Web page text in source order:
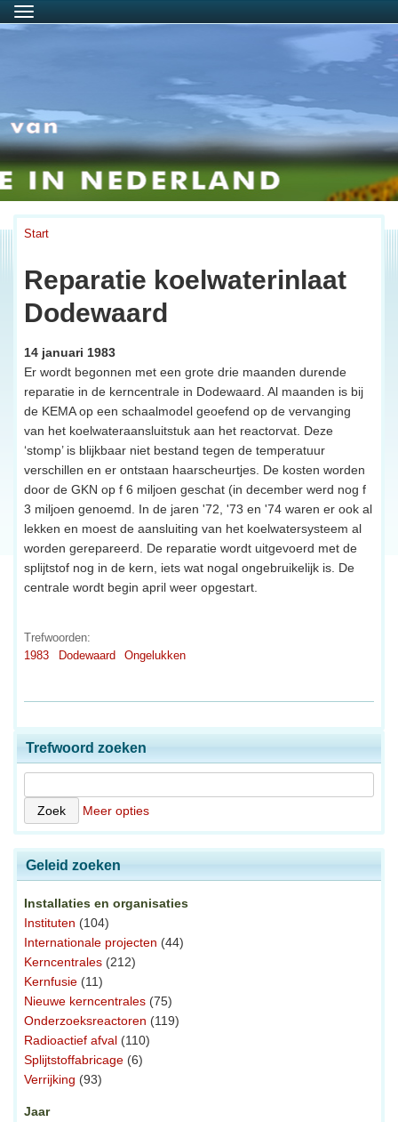
Menu
Start
Reparatie koelwaterinlaat
Dodewaard
14 januari 1983
Er wordt begonnen met een grote drie maanden durende
reparatie in de kerncentrale in Dodewaard. Al maanden is bij
de KEMA op een schaalmodel geoefend op de vervanging
van het koelwateraansluitstuk aan het reactorvat. Deze
‘stomp’ is blijkbaar niet bestand tegen de temperatuur
verschillen en er ontstaan haarscheurtjes. De kosten worden
door de GKN op f 6 miljoen geschat (in december werd nog f
3 miljoen genoemd. In de jaren '72, '73 en '74 waren er ook al
lekken en moest de aansluiting van het koelwatersysteem al
worden gerepareerd. De reparatie wordt uitgevoerd met de
splijtstof nog in de kern, iets wat nogal ongebruikelijk is. De
centrale wordt begin april weer opgestart.
Trefwoorden:
1983
Dodewaard Ongelukken
Trefwoord zoeken
Meer opties
Geleid zoeken
Installaties en organisaties
Instituten (104)
Internationale projecten (44)
Kerncentrales (212)
Kernfusie (11)
Nieuwe kerncentrales (75)
Onderzoeksreactoren (119)
Radioactief afval (110)
Splijtstoffabricage (6)
Verrijking (93)
Jaar